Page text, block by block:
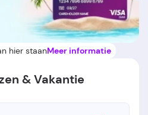
hier staanMeer informatie
& Vakantie